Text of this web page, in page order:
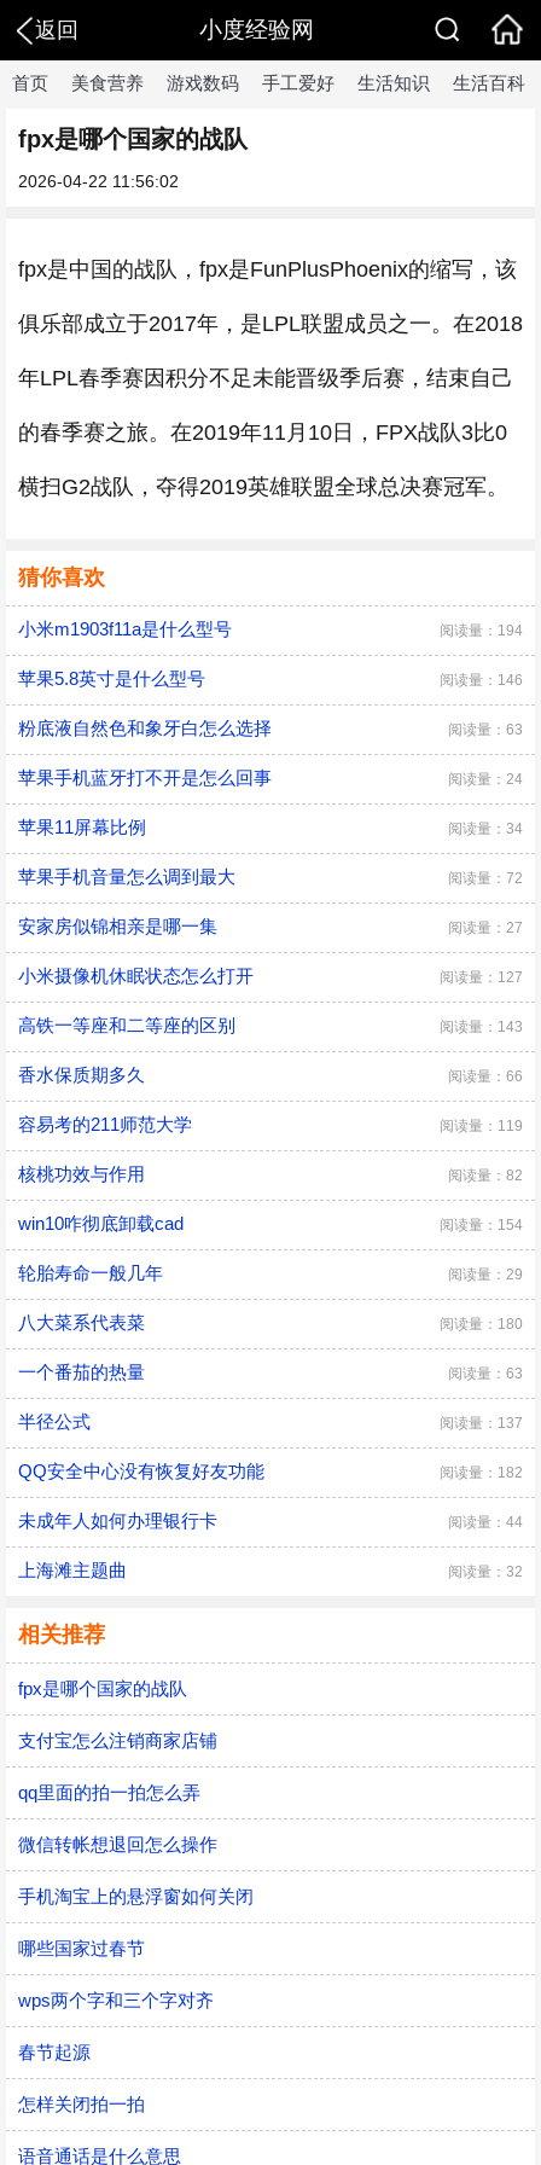
返回 小度经验网
首页 美食营养 游戏数码 手工爱好 生活知识 生活百科
fpx是哪个国家的战队
2026-04-22 11:56:02
fpx是中国的战队，fpx是FunPlusPhoenix的缩写，该
俱乐部成立于2017年，是LPL联盟成员之一。在2018
年LPL春季赛因积分不足未能晋级季后赛，结束自己
的春季赛之旅。在2019年11月10日，FPX战队3比0
横扫G2战队，夺得2019英雄联盟全球总决赛冠军。
猜你喜欢
小米m1903f11a是什么型号 阅读量：194
苹果5.8英寸是什么型号 阅读量：146
粉底液自然色和象牙白怎么选择 阅读量：63
苹果手机蓝牙打不开是怎么回事 阅读量：24
苹果11屏幕比例 阅读量：34
苹果手机音量怎么调到最大 阅读量：72
安家房似锦相亲是哪一集 阅读量：27
小米摄像机休眠状态怎么打开 阅读量：127
高铁一等座和二等座的区别 阅读量：143
香水保质期多久 阅读量：66
容易考的211师范大学 阅读量：119
核桃功效与作用 阅读量：82
win10咋彻底卸载cad 阅读量：154
轮胎寿命一般几年 阅读量：29
八大菜系代表菜 阅读量：180
一个番茄的热量 阅读量：63
半径公式 阅读量：137
QQ安全中心没有恢复好友功能 阅读量：182
未成年人如何办理银行卡 阅读量：44
上海滩主题曲 阅读量：32
相关推荐
fpx是哪个国家的战队
支付宝怎么注销商家店铺
qq里面的拍一拍怎么弄
微信转帐想退回怎么操作
手机淘宝上的悬浮窗如何关闭
哪些国家过春节
wps两个字和三个字对齐
春节起源
怎样关闭拍一拍
语音通话是什么意思